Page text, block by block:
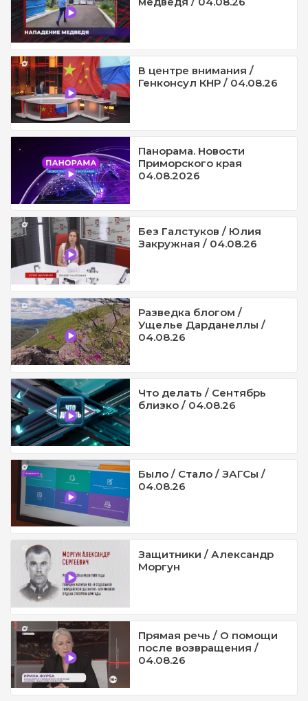
В центре внимания /
Генконсул КНР / 04.08.26
Панорама. Новости
Приморского края
04.08.2026
Без Галстуков / Юлия
Закружная / 04.08.26
Разведка блогом /
Ущелье Дарданеллы /
04.08.26
Что делать / Сентябрь
близко / 04.08.26
Было / Стало / ЗАГСы /
04.08.26
Защитники / Александр
Моргун
Прямая речь / О помощи
после возвращения /
04.08.26